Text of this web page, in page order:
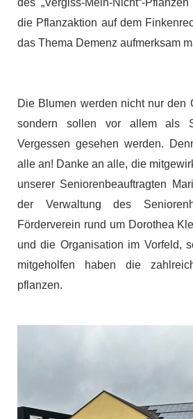
des „Vergiss-Mein-Nicht“-
die Pflanzaktion auf dem
das Thema Demenz aufmerksam
Die Blumen werden nicht nur den
sondern sollen vor allem als
Vergessen gesehen werden.
alle an! Danke an alle, die
unserer Seniorenbeauftragten
der Verwaltung des
Förderverein rund um Dorothea
und die Organisation im Vorfeld,
mitgeholfen haben die
pflanzen.